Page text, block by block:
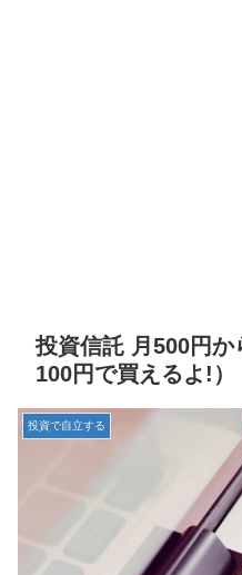
投資信託 月500円
100円で買えるよ!）
投資で自立する